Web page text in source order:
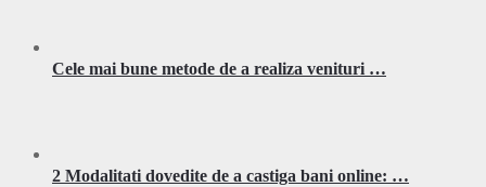
Cele mai bune metode de a realiza venituri …
2 Modalitati dovedite de a castiga bani online: …